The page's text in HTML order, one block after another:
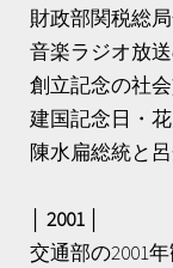
財政部関税総
音楽ラジオ放
創立記念の社
建国記念日・
陳水扁総統と
│ 2001 │
交通部の2001